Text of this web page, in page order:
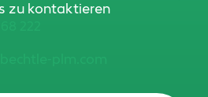
zu kontaktieren